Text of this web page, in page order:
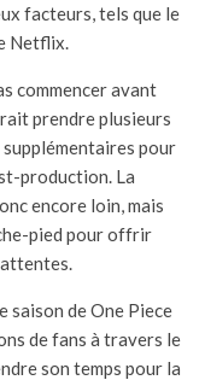
facteurs, tels que le
Netflix.
commencer avant
prendre plusieurs
pour
production. La
encore loin, mais
pied pour offrir
saison de One Piece
de fans à travers le
son temps pour la